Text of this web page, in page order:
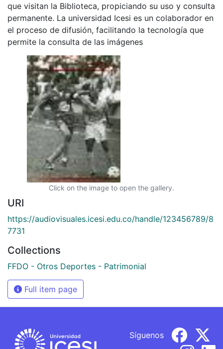
que visitan la Biblioteca, propiciando su uso y consulta
permanente. La universidad Icesi es un colaborador en
el proceso de difusión, facilitando la tecnología que
permite la consulta de las imágenes
Click on the image to open the gallery.
URI
https://audiovisuales.icesi.edu.co/handle/123456789/8
7731
Collections
FFDO - Otros Deportes - Patrimonial
Full item page
Síguenos